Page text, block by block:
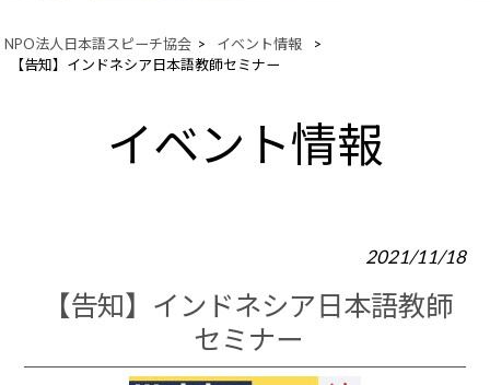
NPO法人日本語スピーチ協会 > イベント情報
>
【告知】インドネシア日本語教師セミナー
イベント情報
2021/11/18
【告知】インドネシア日本語教師
セミナー